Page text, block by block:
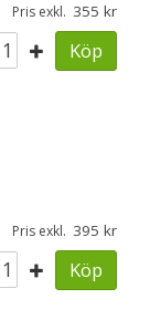
Pris exkl. 355
Köp
Pris exkl. 395
Köp